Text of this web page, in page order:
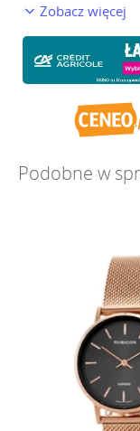
Zobacz więcej
Podobne w